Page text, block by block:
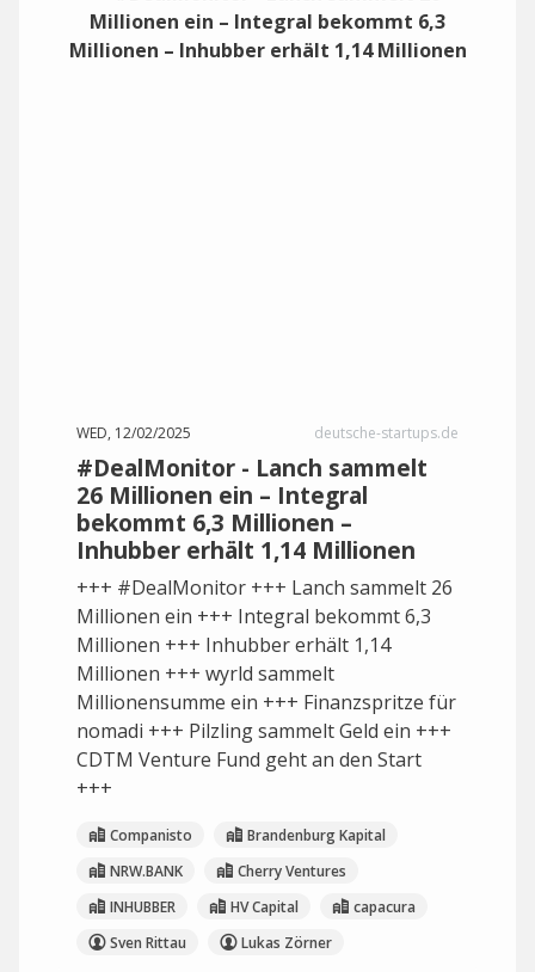
WED, 12/02/2025 deutsche-startups.de
#DealMonitor - Lanch sammelt
26 Millionen ein – Integral
bekommt 6,3 Millionen –
Inhubber erhält 1,14 Millionen
+++ #DealMonitor +++ Lanch sammelt 26
Millionen ein +++ Integral bekommt 6,3
Millionen +++ Inhubber erhält 1,14
Millionen +++ wyrld sammelt
Millionensumme ein +++ Finanzspritze für
nomadi +++ Pilzling sammelt Geld ein +++
CDTM Venture Fund geht an den Start
+++
Companisto
Brandenburg Kapital
NRW.BANK
Cherry Ventures
INHUBBER
HV Capital
capacura
Sven Rittau
Lukas Zörner